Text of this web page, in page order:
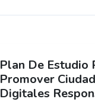
Plan De Estudio
Promover
Digitales